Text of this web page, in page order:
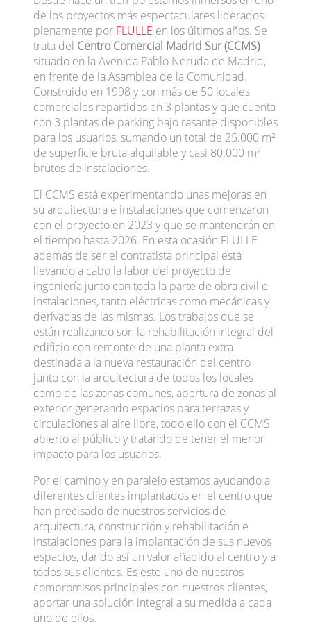
Ver noticia
de los proyectos más espectaculares liderados
plenamente por FLULLE en los últimos años. Se
trata del Centro Comercial Madrid Sur(CCMS)
situado en la Avenida Pablo Neruda de Madrid,
en frente de la Asamblea de la Comunidad.
Construido en 1998 y con más de 50 locales
comerciales repartidos en 3 plantas y que cuenta
con 3 plantas de parking bajo rasante disponibles
para los usuarios, sumando un total de 25.000 m²
de superficie bruta alquilable y casi 80.000 m²
brutos de instalaciones.
El CCMS está experimentando unas mejoras en
su arquitectura e instalaciones que comenzaron
con el proyecto en 2023 y que se mantendrán en
el tiempo hasta 2026. En esta ocasión FLULLE
además de ser el contratista principal está
llevando a cabo la labor del proyecto de
ingeniería junto con toda la parte de obra civil e
instalaciones, tanto eléctricas como mecánicas y
derivadas de las mismas. Los trabajos que se
están realizando son la rehabilitación integral del
edificio con remonte de una planta extra
destinada a la nueva restauración del centro
junto con la arquitectura de todos los locales
como de las zonas comunes, apertura de zonas al
exterior generando espacios para terrazas y
circulaciones al aire libre, todo ello con el CCMS
abierto al público y tratando de tener el menor
impacto para los usuarios.
Por el camino y en paralelo estamos ayudando a
diferentes clientes implantados en el centro que
han precisado de nuestros servicios de
arquitectura, construcción y rehabilitación e
instalaciones para la implantación de sus nuevos
espacios, dando así un valor añadido al centro y a
todos sus clientes. Es este uno de nuestros
compromisos principales con nuestros clientes,
aportar una solución integral a su medida a cada
uno de ellos.
Construcción
Instalación
Innovación
+Acción
Nosotros
Quiénes somos
Historia
Valores
Equipo
Certificaciones
Calidad y
Medioambiente
RSC
Servicios
Construcción &
Rehabilitación
Instalaciones
Facility Services
Arquitectura &
Ingeniería
Proyectos
Proyectos
realizados
Actualidad
Noticias
Contacta con
nosotros
Únete a nosotros
LinkedIn
Instagram
YouTube
Acceso socios
Flexibles al límite ™
Esta empresa ha solicitado los fondos europeos